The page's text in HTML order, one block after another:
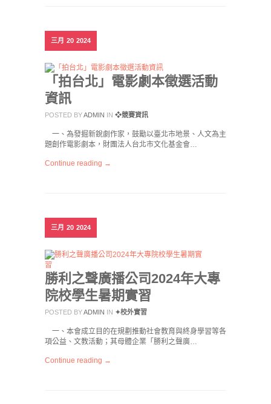
三月 20 2024
「拍台北」電影劇本徵選活動
資訊
POSTED BYADMIN IN ❖競賽資訊
一、為發掘新銳劇作家，鼓勵以臺北市地景、人文為主
題創作電影劇本，財團法人台北市文化基金會…
Continue reading →
三月 20 2024
勝利之聲廣播公司2024年大專
院校學生暑期實習
POSTED BYADMIN IN ✦校外實習
一、本會成立目的在規劃推動社會教育與終身學習等各
項公益、文教活動；其母體企業「勝利之聲廣…
Continue reading →